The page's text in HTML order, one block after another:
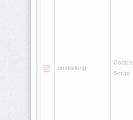
onseeking
Codice
Script